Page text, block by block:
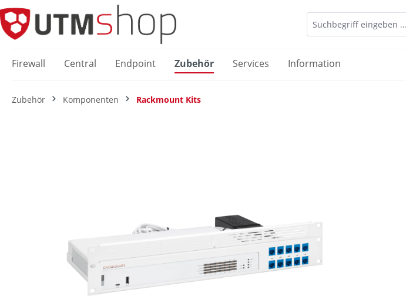
Zur Hauptnavigation springen
Firewall Central Endpoint Zubehör Services Information
Zubehör Komponenten Rackmount Kits